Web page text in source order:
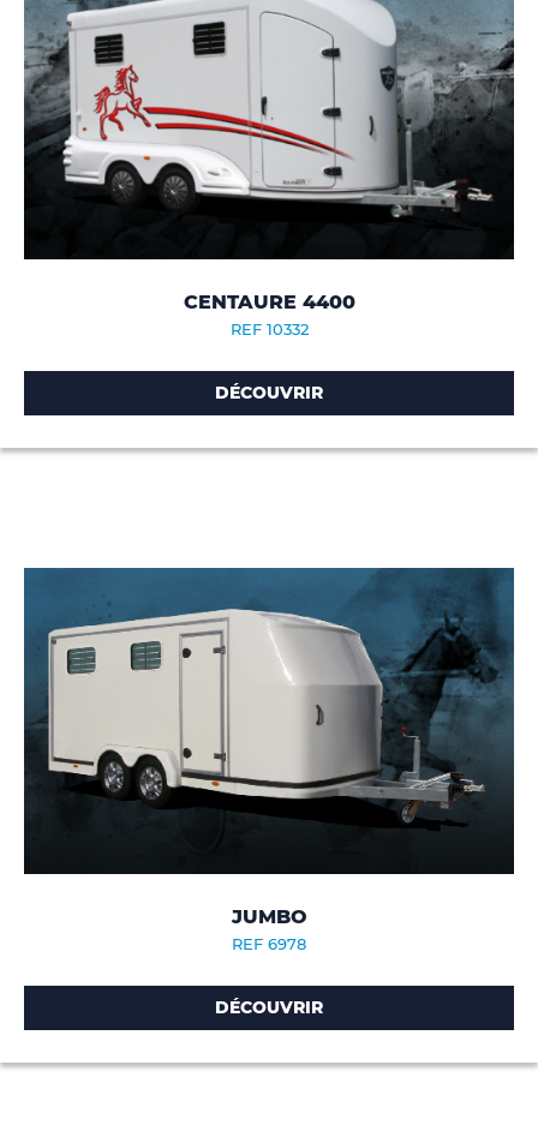
CENTAURE 4400
REF 10332
DÉCOUVRIR
JUMBO
REF 6978
DÉCOUVRIR